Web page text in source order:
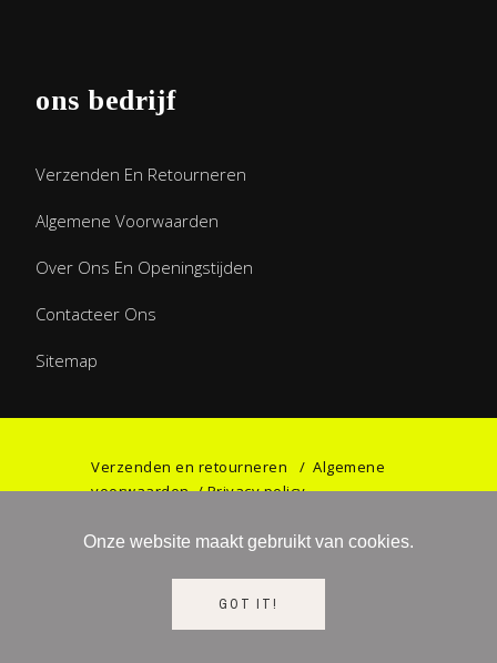
ons bedrijf
Verzenden En Retourneren
Algemene Voorwaarden
Over Ons En Openingstijden
Contacteer Ons
Sitemap
Verzenden en retourneren /Algemene
voorwaarden/Privacy policy
©2023 Games & Gifts by Haniel. All rights
Onze website maakt gebruikt van cookies.
GOT IT!